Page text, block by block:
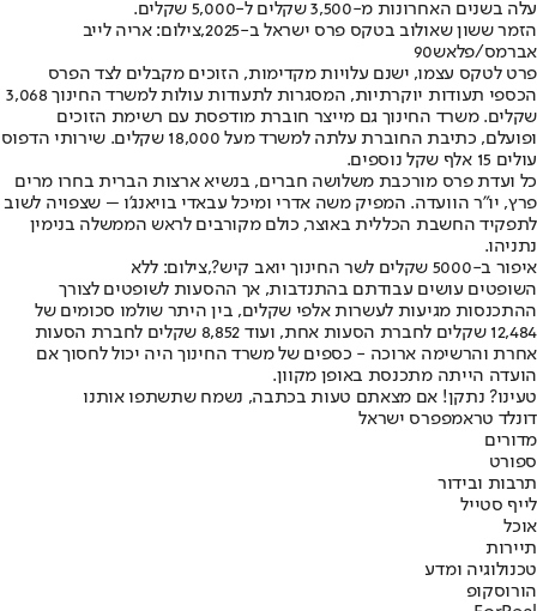
עלה בשנים האחרונות מ-3,500 שקלים ל-5,000 שקלים.
הזמר ששון שאולוב בטקס פרס ישראל ב-2025,צילום: אריה לייב
אברמס/פלאש90
פרט לטקס עצמו, ישנם עלויות מקדימות, הזוכים מקבלים לצד הפרס
הכספי תעודות יוקרתיות, המסגרות לתעודות עולות למשרד החינוך 3,068
שקלים. משרד החינוך גם מייצר חוברת מודפסת עם רשימת הזוכים
ופועלם, כתיבת החוברת עלתה למשרד מעל 18,000 שקלים. שירותי הדפוס
עולים 15 אלף שקל נוספים.
כל ועדת פרס מורכבת משלושה חברים, בנשיא ארצות הברית בחרו מרים
פרץ, יו"ר הוועדה. המפיק משה אדרי ומיכל עבאדי בויאנג'ו – שצפויה לשוב
לתפקיד החשבת הכללית באוצר, כולם מקורבים לראש הממשלה בנימין
נתניהו.
איפור ב-5000 שקלים לשר החינוך יואב קיש?,צילום: ללא
השופטים עושים עבודתם בהתנדבות, אך ההסעות לשופטים לצורך
ההתכנסות מגיעות לעשרות אלפי שקלים, בין היתר שולמו סכומים של
12,484 שקלים לחברת הסעות אחת, ועוד 8,852 שקלים לחברת הסעות
אחרת והרשימה ארוכה - כספים של משרד החינוך היה יכול לחסוך אם
הועדה הייתה מתכנסת באופן מקוון.
טעינו? נתקן! אם מצאתם טעות בכתבה, נשמח שתשתפו אותנו
דונלד טראמפפרס ישראל
מדורים
ספורט
תרבות ובידור
לייף סטייל
אוכל
תיירות
טכנולוגיה ומדע
הורוסקופ